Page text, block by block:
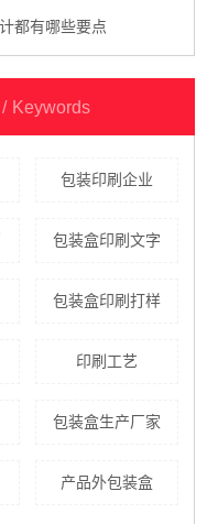
都有哪些要点
Keywords
包装印刷企业
包装盒印刷文字
包装盒印刷打样
印刷工艺
包装盒生产厂家
产品外包装盒